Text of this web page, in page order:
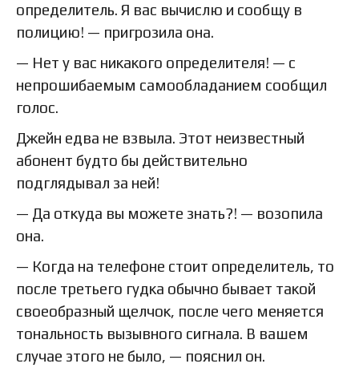
определитель. Я вас вычислю и сообщу в
полицию! — пригрозила она.
— Нет у вас никакого определителя! — с
непрошибаемым самообладанием сообщил
голос.
Джейн едва не взвыла. Этот неизвестный
абонент будто бы действительно
подглядывал за ней!
— Да откуда вы можете знать?! — возопила
она.
— Когда на телефоне стоит определитель, то
после третьего гудка обычно бывает такой
своеобразный щелчок, после чего меняется
тональность вызывного сигнала. В вашем
случае этого не было, — пояснил он.